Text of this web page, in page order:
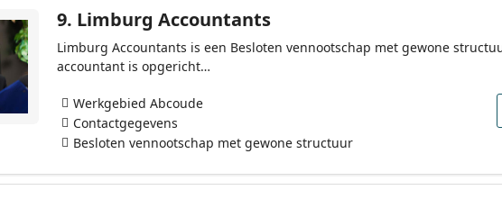
9. Limburg Accountants
Limburg Accountants is een Besloten vennootschap met gewone
accountant is opgericht…
Werkgebied Abcoude
Contactgegevens
Besloten vennootschap met gewone structuur